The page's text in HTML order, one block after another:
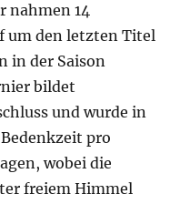
nahmen 14
um den letzten Titel
in der Saison
bildet
und wurde in
pro
wobei die
freiem Himmel